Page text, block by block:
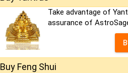
Take advantage of
assurance of
Buy Feng Shui